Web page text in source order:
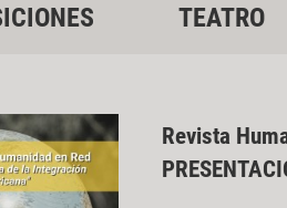
TEATRO
Revista